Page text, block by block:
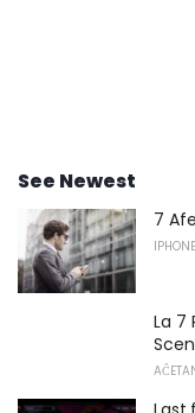
See Newest
7
La 7